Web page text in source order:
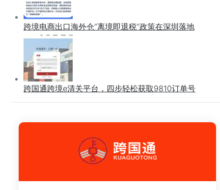
跨境电商出口海外仓“离境即退税”政策在深圳落地
跨国通跨境e清关平台，四步轻松获取9810订单号